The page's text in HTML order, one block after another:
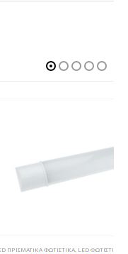
ΦΩΤΙΣΤΙΚΑ,LED ΦΩΤΙΣΤΙΚΑ ΟΡΟΦΗΣ